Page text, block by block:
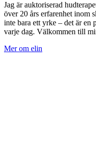
Jag är auktoriserad
över 20 års erfarenhet inom
inte bara ett yrke – det är en
varje dag. Välkommen till
Mer om elin